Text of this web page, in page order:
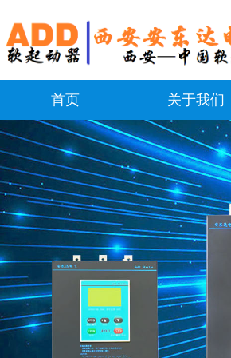
首页 关于我们